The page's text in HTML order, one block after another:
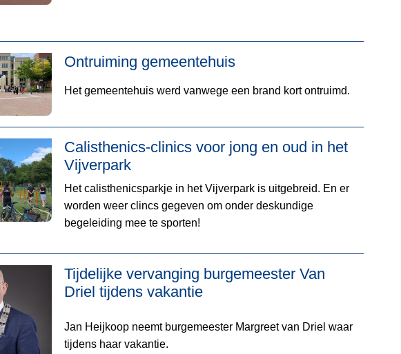
Ontruiming gemeentehuis
Het gemeentehuis werd vanwege een brand kort ontruimd.
Calisthenics-clinics voor jong en oud in het
Vijverpark
Het calisthenicsparkje in het Vijverpark is uitgebreid. En er
worden weer clincs gegeven om onder deskundige
begeleiding mee te sporten!
Tijdelijke vervanging burgemeester Van
Driel tijdens vakantie
Jan Heijkoop neemt burgemeester Margreet van Driel waar
tijdens haar vakantie.